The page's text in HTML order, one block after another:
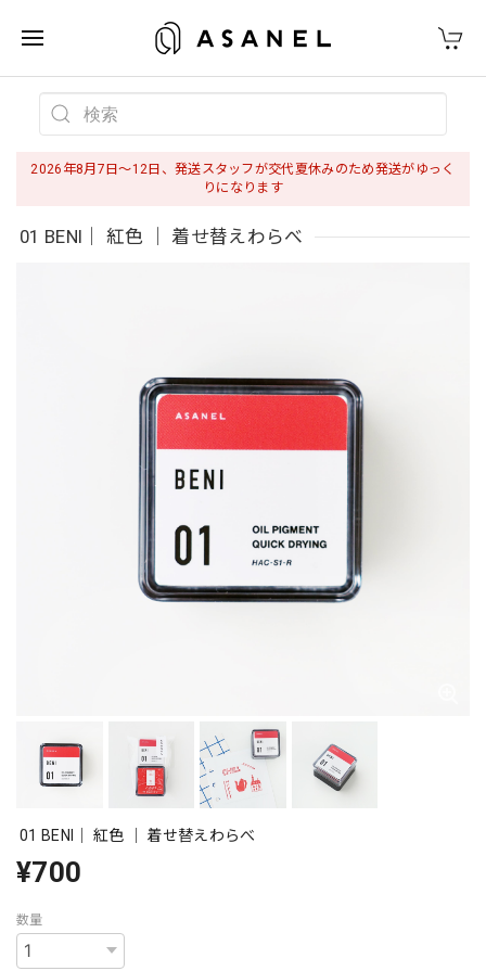
2026年8月7日〜12日、発送スタッフが交代夏休みのため発送がゆっく
りになります
01 BENI｜ 紅色 ｜ 着せ替えわらべ
01 BENI｜ 紅色 ｜ 着せ替えわらべ
¥700
数量